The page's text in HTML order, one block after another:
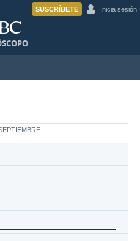
SUSCRÍBETE Inicia sesión